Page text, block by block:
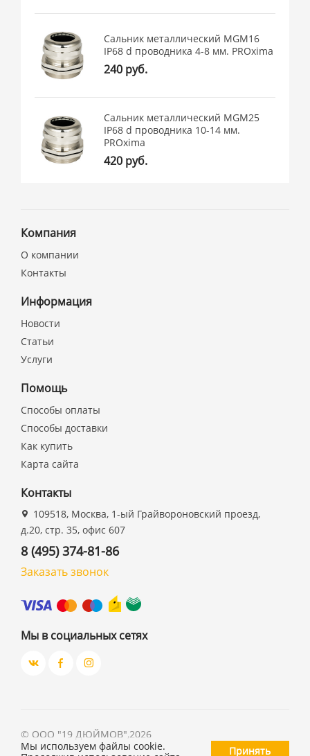
Сальник металлический MGM16
IP68 d проводника 4-8 мм. PROxima
240 руб.
Сальник металлический MGM25
IP68 d проводника 10-14 мм.
PROxima
420 руб.
Компания
О компании
Контакты
Информация
Новости
Статьи
Услуги
Помощь
Способы оплаты
Способы доставки
Как купить
Карта сайта
Контакты
109518, Москва, 1-ый Грайвороновский проезд,
д.20, стр. 35, офис 607
8 (495) 374-81-86
Заказать звонок
Мы в социальных сетях
© ООО "19 ДЮЙМОВ",2026
Мы используем файлы cookie.
Принять